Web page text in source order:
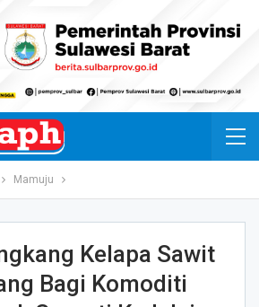
Mamuju
Kelapa Sawit
Bagi Komoditi